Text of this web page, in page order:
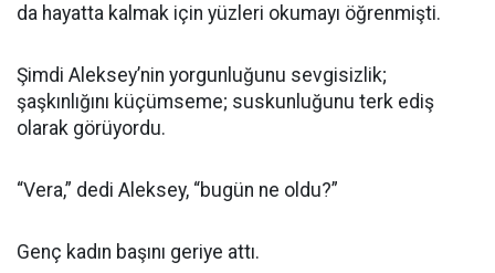
da hayatta kalmak için yüzleri okumayı öğrenmişti.
Şimdi Aleksey’nin yorgunluğunu sevgisizlik;
şaşkınlığını küçümseme; suskunluğunu terk ediş
olarak görüyordu.
“Vera,” dedi Aleksey, “bugün ne oldu?”
Genç kadın başını geriye attı.